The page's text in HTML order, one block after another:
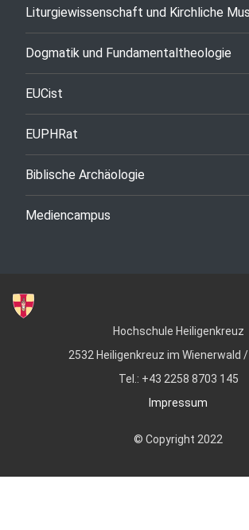
Liturgiewissenschaft und Kirchliche
Dogmatik und Fundamentaltheologie
EUCist
EUPHRat
Biblische Archäologie
Mediencampus
Hochschule Heiligenkreuz
2532 Heiligenkreuz im Wienerwald
Tel.: +43 2258 8703 145
Impressum
© Copyright 2022